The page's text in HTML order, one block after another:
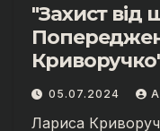
"Захист від
ЛАРИСИ
05.07.2024
Лариса